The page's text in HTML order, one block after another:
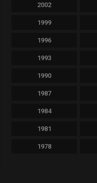
2002
1999
1996
1993
1990
1987
1984
1981
1978